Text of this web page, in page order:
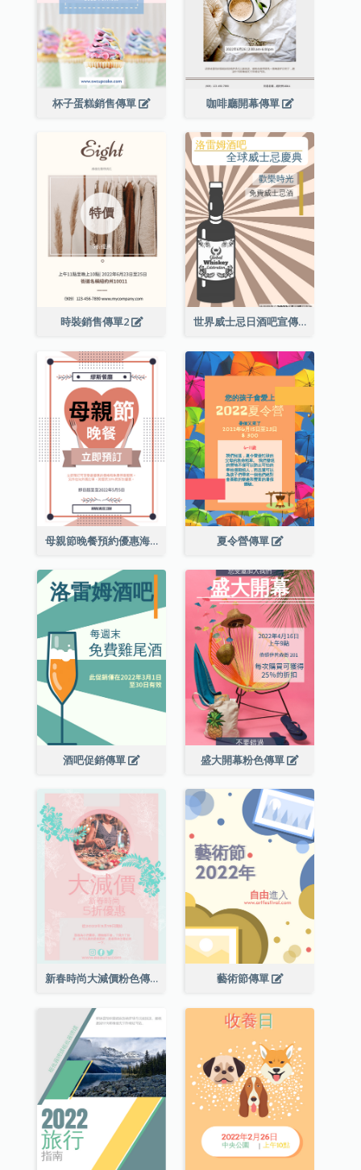
杯子蛋糕銷售傳單 咖啡廳開幕傳單
時裝銷售傳單2 世界威士忌日酒吧宣傳傳單
母親節晚餐預約優惠海報 夏令營傳單
酒吧促銷傳單 盛大開幕粉色傳單
新春時尚大減價粉色傳單 藝術節傳單